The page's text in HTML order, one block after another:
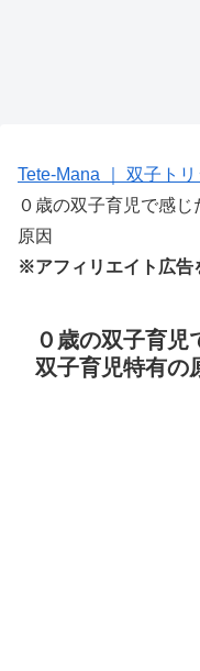
Tete-Mana ｜ 双子ト
０歳の双子育児で感
原因
※アフィリエイト広告
０歳の双子育児
双子育児特有の